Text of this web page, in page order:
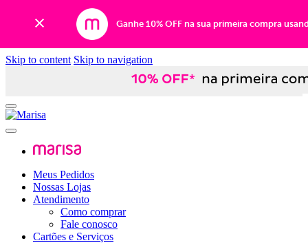
Ganhe 10% OFF na sua primeira compra
Skip to content Skip to navigation
Meus Pedidos
Nossas Lojas
Atendimento
Como comprar
Fale conosco
Cartões e Serviços